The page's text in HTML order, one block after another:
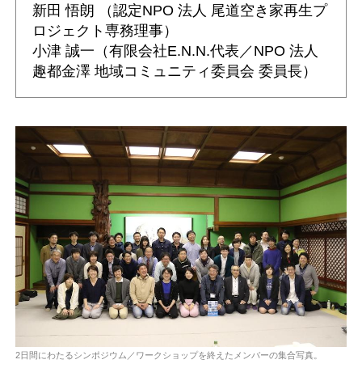
新田 悟朗 （認定NPO 法人 尾道空き家再生プ
ロジェクト専務理事）
小津 誠一（有限会社E.N.N.代表／NPO 法人
趣都金澤 地域コミュニティ委員会 委員長）
2日間にわたるシンポジウム／ワークショップを終えたメンバーの集合写真。